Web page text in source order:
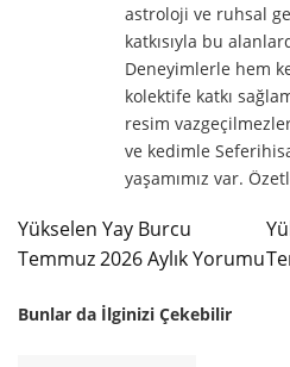
astroloji ve ruhsal
katkısıyla bu
Deneyimlerle hem
kolektife katkı
resim
ve kedimle
yaşamımız var.
Yükselen Yay Burcu
Temmuz 2026 Aylık Yorumu
Bunlar da İlginizi Çekebilir